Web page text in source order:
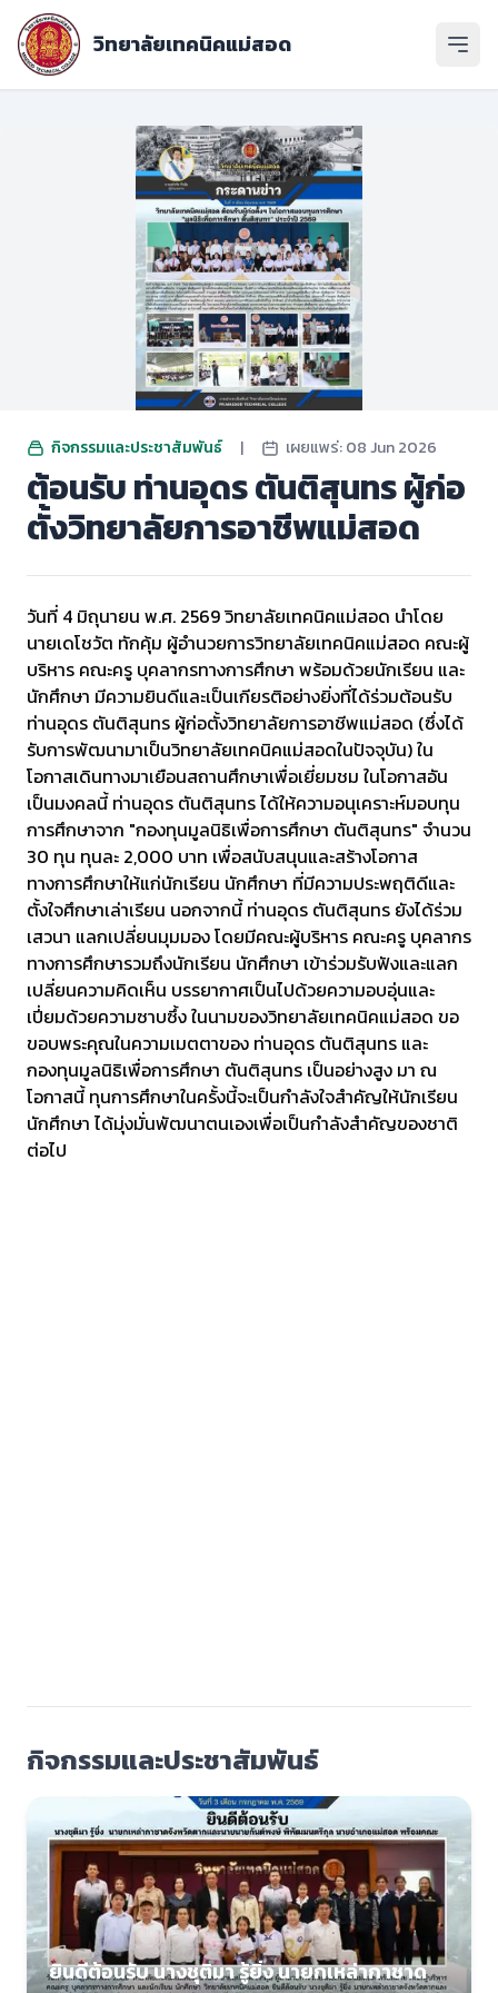
วิทยาลัยเทคนิคแม่สอด เปิด
กิจกรรมและประชาสัมพันธ์ | เผยแพร่: 08 Jun 2026
ต้อนรับ ท่านอุดร ตันติสุนทร ผู้ก่อ
ตั้งวิทยาลัยการอาชีพแม่สอด
วันที่ 4 มิถุนายน พ.ศ. 2569 วิทยาลัยเทคนิคแม่สอด นำโดย
นายเดโชวัต ทักคุ้ม ผู้อำนวยการวิทยาลัยเทคนิคแม่สอด คณะผู้
บริหาร คณะครู บุคลากรทางการศึกษา พร้อมด้วยนักเรียน และ
นักศึกษา มีความยินดีและเป็นเกียรติอย่างยิ่งที่ได้ร่วมต้อนรับ
ท่านอุดร ตันติสุนทร ผู้ก่อตั้งวิทยาลัยการอาชีพแม่สอด (ซึ่งได้
รับการพัฒนามาเป็นวิทยาลัยเทคนิคแม่สอดในปัจจุบัน) ใน
โอกาสเดินทางมาเยือนสถานศึกษาเพื่อเยี่ยมชม ในโอกาสอัน
เป็นมงคลนี้ ท่านอุดร ตันติสุนทร ได้ให้ความอนุเคราะห์มอบทุน
การศึกษาจาก "กองทุนมูลนิธิเพื่อการศึกษา ตันติสุนทร" จำนวน
30 ทุน ทุนละ 2,000 บาท เพื่อสนับสนุนและสร้างโอกาส
ทางการศึกษาให้แก่นักเรียน นักศึกษา ที่มีความประพฤติดีและ
ตั้งใจศึกษาเล่าเรียน นอกจากนี้ ท่านอุดร ตันติสุนทร ยังได้ร่วม
เสวนา แลกเปลี่ยนมุมมอง โดยมีคณะผู้บริหาร คณะครู บุคลากร
ทางการศึกษารวมถึงนักเรียน นักศึกษา เข้าร่วมรับฟังและแลก
เปลี่ยนความคิดเห็น บรรยากาศเป็นไปด้วยความอบอุ่นและ
เปี่ยมด้วยความซาบซึ้ง ในนามของวิทยาลัยเทคนิคแม่สอด ขอ
ขอบพระคุณในความเมตตาของ ท่านอุดร ตันติสุนทร และ
กองทุนมูลนิธิเพื่อการศึกษา ตันติสุนทร เป็นอย่างสูง มา ณ
โอกาสนี้ ทุนการศึกษาในครั้งนี้จะเป็นกำลังใจสำคัญให้นักเรียน
นักศึกษา ได้มุ่งมั่นพัฒนาตนเองเพื่อเป็นกำลังสำคัญของชาติ
ต่อไป
กิจกรรมและประชาสัมพันธ์
ยินดีต้อนรับ นางชุติมา รู้ยิ่ง นายกเหล่ากาชาด